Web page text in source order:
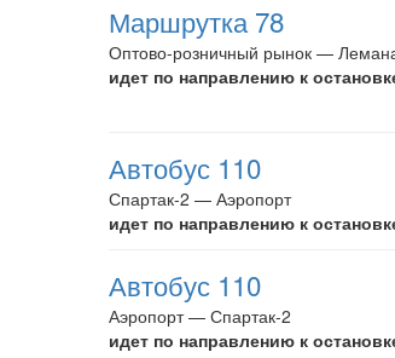
Маршрутка 78
Оптово-розничный рынок —
идет по направлению к
Автобус 110
Спартак-2 — Аэропорт
идет по направлению к
Автобус 110
Аэропорт — Спартак-2
идет по направлению к